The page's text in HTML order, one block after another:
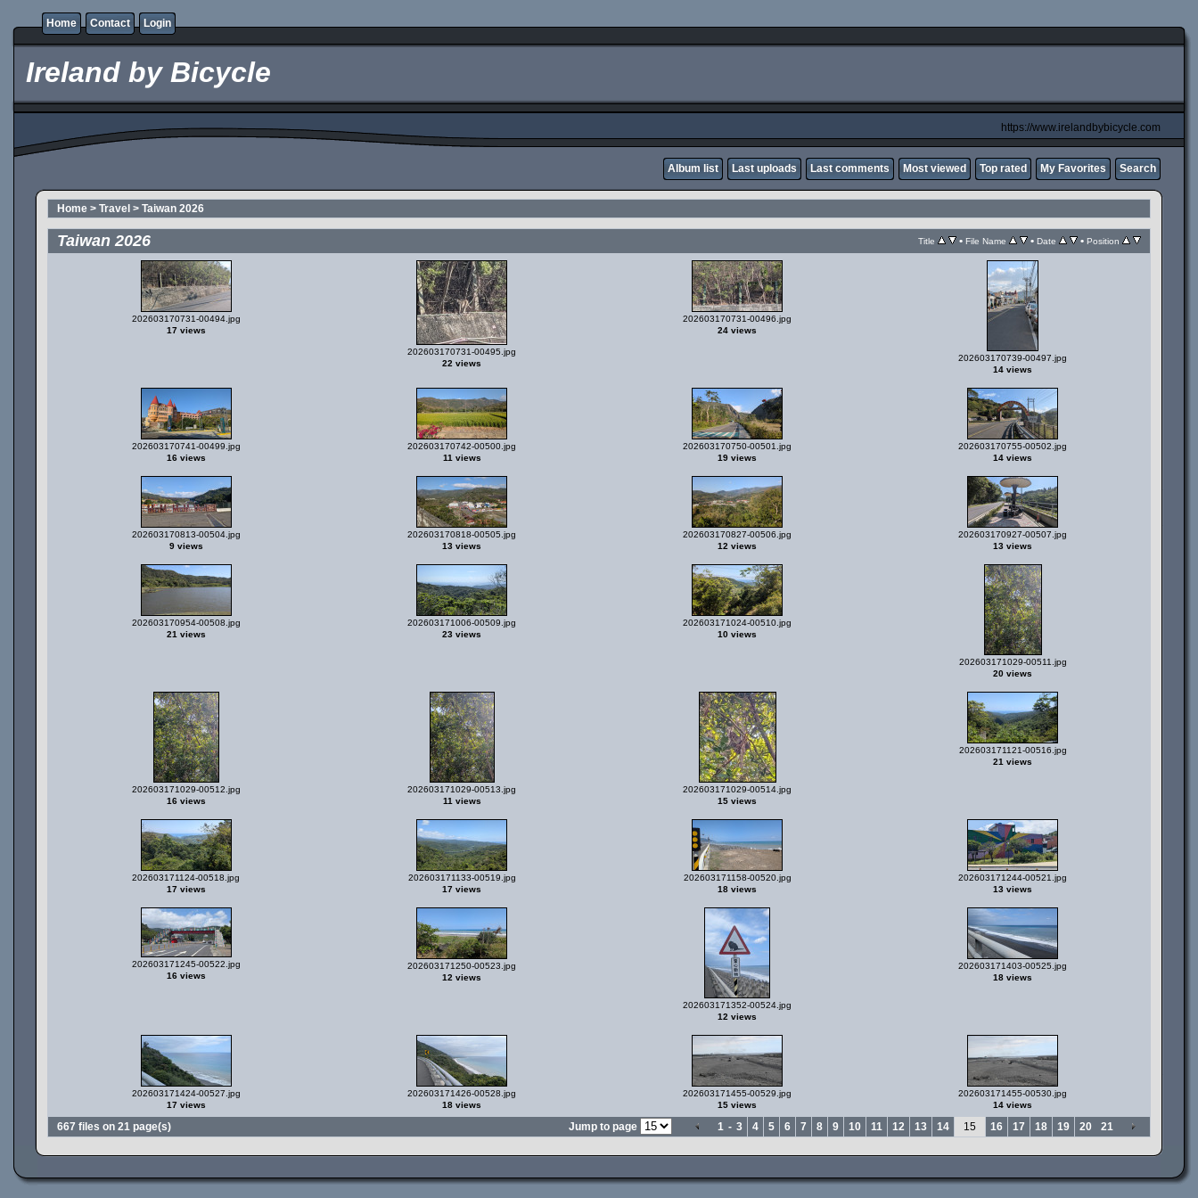
Home Contact Login
Ireland by Bicycle
https://www.irelandbybicycle.com
Album list Last uploads Last comments Most viewed Top rated My Favorites Search
Home > Travel > Taiwan 2026
Taiwan 2026 Title • File Name • Date • Position
202603170731-00494.jpg
17 views
202603170731-00495.jpg
22 views
202603170731-00496.jpg
24 views
202603170739-00497.jpg
14 views
202603170741-00499.jpg
16 views
202603170742-00500.jpg
11 views
202603170750-00501.jpg
19 views
202603170755-00502.jpg
14 views
202603170813-00504.jpg
9 views
202603170818-00505.jpg
13 views
202603170827-00506.jpg
12 views
202603170927-00507.jpg
13 views
202603170954-00508.jpg
21 views
202603171006-00509.jpg
23 views
202603171024-00510.jpg
10 views
202603171029-00511.jpg
20 views
202603171029-00512.jpg
16 views
202603171029-00513.jpg
11 views
202603171029-00514.jpg
15 views
202603171121-00516.jpg
21 views
202603171124-00518.jpg
17 views
202603171133-00519.jpg
17 views
202603171158-00520.jpg
18 views
202603171244-00521.jpg
13 views
202603171245-00522.jpg
16 views
202603171250-00523.jpg
12 views
202603171352-00524.jpg
12 views
202603171403-00525.jpg
18 views
202603171424-00527.jpg
17 views
202603171426-00528.jpg
18 views
202603171455-00529.jpg
15 views
202603171455-00530.jpg
14 views
667 files on 21 page(s) Jump to page 1 - 3 4 5 6 7 8 9 10 11 12 13 14 15 16 17 18 19 20 21